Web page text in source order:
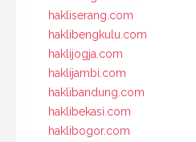
hakliserang.com
haklibengkulu.com
haklijogja.com
haklijambi.com
haklibandung.com
haklibekasi.com
haklibogor.com